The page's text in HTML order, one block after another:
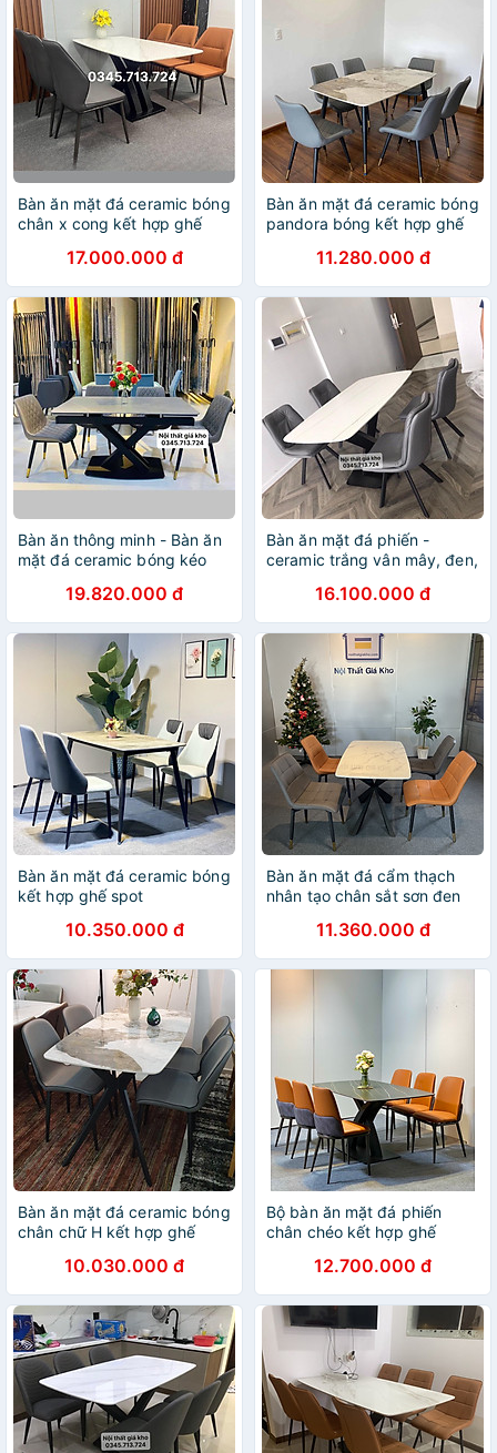
Bàn ăn mặt đá ceramic bóng
chân x cong kết hợp ghế
17.000.000 đ
Bàn ăn mặt đá ceramic bóng
pandora bóng kết hợp ghế
ghế, 8 ghế11.280.000 đ
Bàn ăn thông minh - Bàn ăn
mặt đá ceramic bóng kéo
19.820.000 đ
Bàn ăn mặt đá phiến -
ceramic trắng vân mây, đen,
kết hợp ghế Eyes
16.100.000 đ
Bàn ăn mặt đá ceramic bóng
kết hợp ghế spot
10.350.000 đ
Bàn ăn mặt đá cẩm thạch
nhân tạo chân sắt sơn đen
camili ngồi được 4 ghế 6
ghế 8 ghế
11.360.000 đ
Bàn ăn mặt đá ceramic bóng
chân chữ H kết hợp ghế
10.030.000 đ
Bộ bàn ăn mặt đá phiến
chân chéo kết hợp ghế
12.700.000 đ